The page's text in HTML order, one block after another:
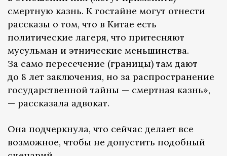
смертную казнь. К гостайне могут отнести
рассказы о том, что в Китае есть
политические лагеря, что притесняют
мусульман и этнические меньшинства.
За само пересечение (границы) там дают
до 8 лет заключения, но за распространение
государственной тайны — смертная казнь»,
— рассказала адвокат.
Она подчеркнула, что сейчас делает все
возможное, чтобы не допустить подобный